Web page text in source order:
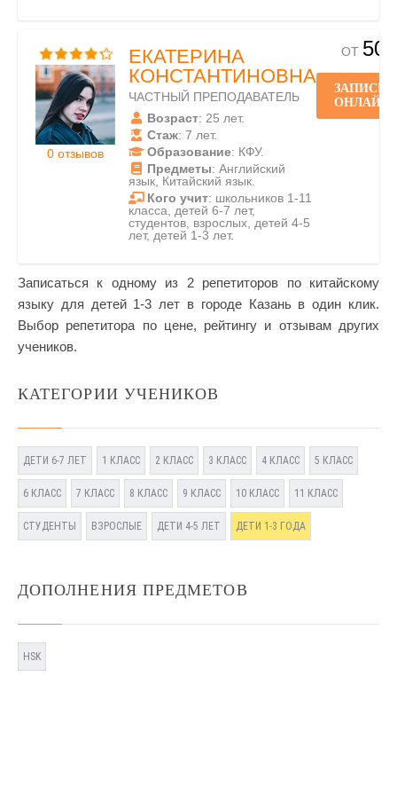
0 отзывов
ЕКАТЕРИНА
КОНСТАНТИНОВНА
ЧАСТНЫЙ ПРЕПОДАВАТЕЛЬ
Возраст: 25 лет.
Стаж: 7 лет.
Образование: КФУ.
Предметы: Английский
язык, Китайский язык.
Кого учит: школьников 1-11
класса, детей 6-7 лет,
студентов, взрослых, детей 4-5
лет, детей 1-3 лет.
ОТ 500
ЗАПИСЬ
ОНЛАЙН
Записаться к одному из 2 репетиторов по китайскому
языку для детей 1-3 лет в городе Казань в один клик.
Выбор репетитора по цене, рейтингу и отзывам других
учеников.
КАТЕГОРИИ УЧЕНИКОВ
ДЕТИ 6-7 ЛЕТ 1 КЛАСС 2 КЛАСС 3 КЛАСС 4 КЛАСС 5 КЛАСС
6 КЛАСС 7 КЛАСС 8 КЛАСС 9 КЛАСС 10 КЛАСС 11 КЛАСС
СТУДЕНТЫ ВЗРОСЛЫЕ ДЕТИ 4-5 ЛЕТ ДЕТИ 1-3 ГОДА
ДОПОЛНЕНИЯ ПРЕДМЕТОВ
HSK